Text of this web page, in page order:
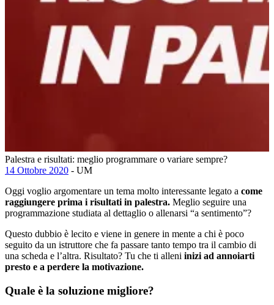
Palestra e risultati: meglio programmare o variare sempre?
14 Ottobre 2020 - UM
Oggi voglio argomentare un tema molto interessante legato a come
raggiungere prima i risultati in palestra. Meglio seguire una
programmazione studiata al dettaglio o allenarsi “a sentimento”?
Questo dubbio è lecito e viene in genere in mente a chi è poco
seguito da un istruttore che fa passare tanto tempo tra il cambio di
una scheda e l’altra. Risultato? Tu che ti alleni inizi ad annoiarti
presto e a perdere la motivazione.
Quale è la soluzione migliore?